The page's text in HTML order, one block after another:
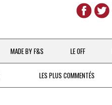
MADE BY F&S
CHEFS & ACTUALITÉS
LE OFF
LES PLUS COMMENTÉS